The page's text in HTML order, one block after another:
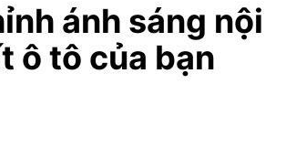
ánh sáng nội
ô tô của bạn